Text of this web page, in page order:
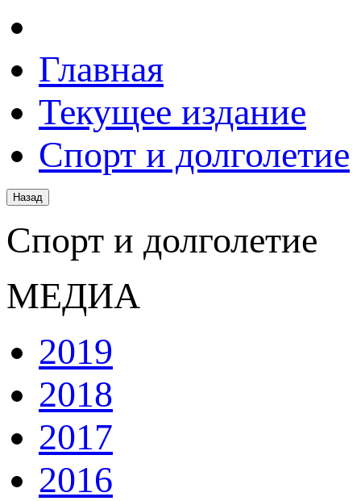
Главная
Текущее издание
Спорт и долголетие
Спорт и долголетие
МЕДИА
2019
2018
2017
2016